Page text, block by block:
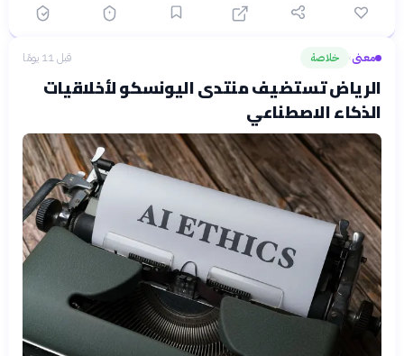
معنى› خلاصة قبل 11 يومًا
الرياض تستضيف منتدى اليونسكو لأخلاقيات
الذكاء الاصطناعي